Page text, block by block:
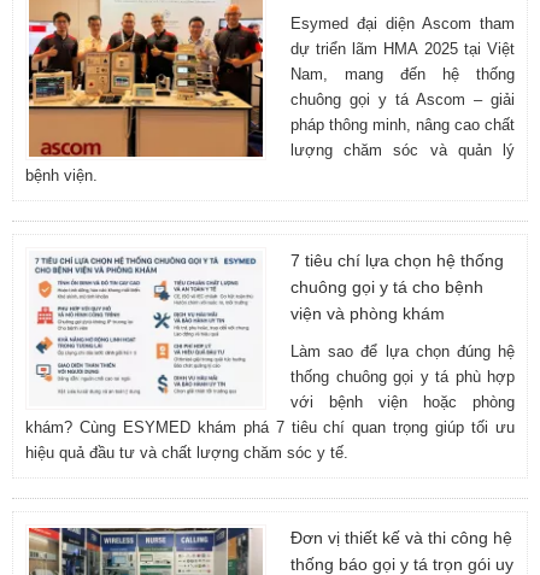
Esymed đại diện Ascom tham
dự triển lãm HMA 2025 tại Việt
Nam, mang đến hệ thống
chuông gọi y tá Ascom – giải
pháp thông minh, nâng cao chất
lượng chăm sóc và quản lý
bệnh viện.
7 tiêu chí lựa chọn hệ thống
chuông gọi y tá cho bệnh
viện và phòng khám
Làm sao để lựa chọn đúng hệ
thống chuông gọi y tá phù hợp
với bệnh viện hoặc phòng
khám? Cùng ESYMED khám phá 7 tiêu chí quan trọng giúp tối ưu
hiệu quả đầu tư và chất lượng chăm sóc y tế.
Đơn vị thiết kế và thi công hệ
thống báo gọi y tá trọn gói uy